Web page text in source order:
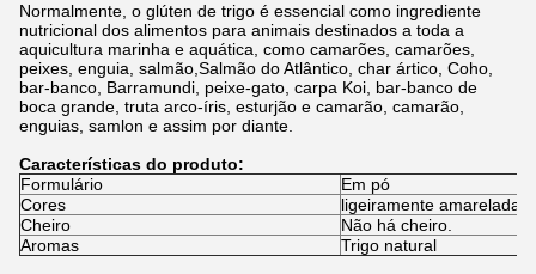
Normalmente, o glúten de trigo é essencial como ingrediente
nutricional dos alimentos para animais destinados a toda a
aquicultura marinha e aquática, como camarões, camarões,
peixes, enguia, salmão,Salmão do Atlântico, char ártico, Coho,
bar-banco, Barramundi, peixe-gato, carpa Koi, bar-banco de
boca grande, truta arco-íris, esturjão e camarão, camarão,
enguias, samlon e assim por diante.
Características do produto:
Formulário
Em pó
Cores
ligeiramente amarelada
Cheiro
Não há cheiro.
Aromas
Trigo natural